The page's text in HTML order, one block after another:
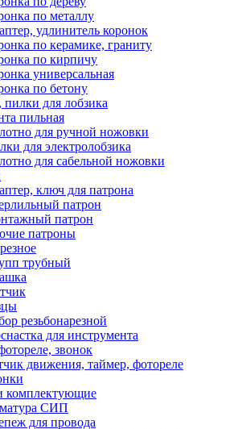
по металлу
удлинитель коронок
по керамике, граниту
по кирпичу
универсальная
по бетону
для лобзика
пильная
для ручной ножовки
для электролобзика
для сабельной ножовки
ключ для патрона
патрон
патрон
патроны
трубный
резьбонарезной
для инструмента
звонок
движения, таймер, фотореле
комплектующие
СИП
для провода